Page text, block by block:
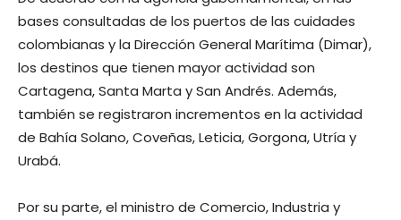
bases consultadas de los puertos de las cuidades
colombianas y la Dirección General Marítima (Dimar),
los destinos que tienen mayor actividad son
Cartagena, Santa Marta y San Andrés. Además,
también se registraron incrementos en la actividad
de Bahía Solano, Coveñas, Leticia, Gorgona, Utría y
Urabá.
Por su parte, el ministro de Comercio, Industria y